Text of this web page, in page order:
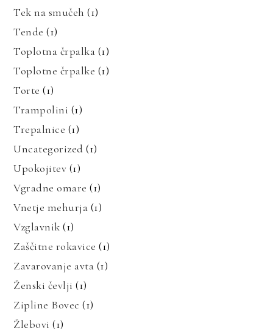
Tek na smučeh (1)
Tende (1)
Toplotna črpalka (1)
Toplotne črpalke (1)
Torte (1)
Trampolini (1)
Trepalnice (1)
Uncategorized (1)
Upokojitev (1)
Vgradne omare (1)
Vnetje mehurja (1)
Vzglavnik (1)
Zaščitne rokavice (1)
Zavarovanje avta (1)
Ženski čevlji (1)
Zipline Bovec (1)
Žlebovi (1)